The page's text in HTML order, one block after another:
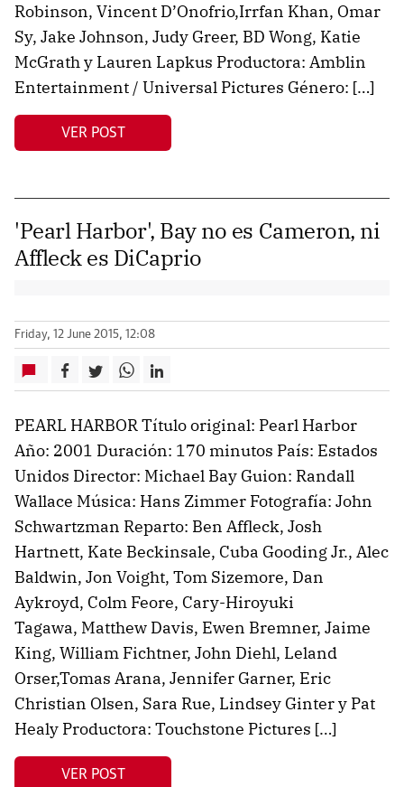
Robinson, Vincent D’Onofrio,Irrfan Khan, Omar
Sy, Jake Johnson, Judy Greer, BD Wong, Katie
McGrath y Lauren Lapkus Productora: Amblin
Entertainment / Universal Pictures Género: […]
VER POST
'Pearl Harbor', Bay no es Cameron, ni
Affleck es DiCaprio
Friday, 12 June 2015, 12:08
PEARL HARBOR Título original: Pearl Harbor
Año: 2001 Duración: 170 minutos País: Estados
Unidos Director: Michael Bay Guion: Randall
Wallace Música: Hans Zimmer Fotografía: John
Schwartzman Reparto: Ben Affleck, Josh
Hartnett, Kate Beckinsale, Cuba Gooding Jr., Alec
Baldwin, Jon Voight, Tom Sizemore, Dan
Aykroyd, Colm Feore, Cary-Hiroyuki
Tagawa, Matthew Davis, Ewen Bremner, Jaime
King, William Fichtner, John Diehl, Leland
Orser,Tomas Arana, Jennifer Garner, Eric
Christian Olsen, Sara Rue, Lindsey Ginter y Pat
Healy Productora: Touchstone Pictures […]
VER POST